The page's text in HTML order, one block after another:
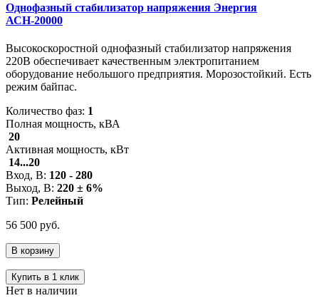
Однофазный стабилизатор напряжения Энергия
АСН-20000
Высокоскоростной однофазный стабилизатор напряжения
220В обеспечивает качественным электропитанием
оборудование небольшого предприятия. Морозостойкий. Есть
режим байпас.
Количество фаз: 1
Полная мощность, кВА
20
Активная мощность, кВт
14...20
Вход, В: 120 - 280
Выход, В: 220 ± 6%
Тип: Релейный
56 500 руб.
В корзину
Купить в 1 клик
Нет в наличии